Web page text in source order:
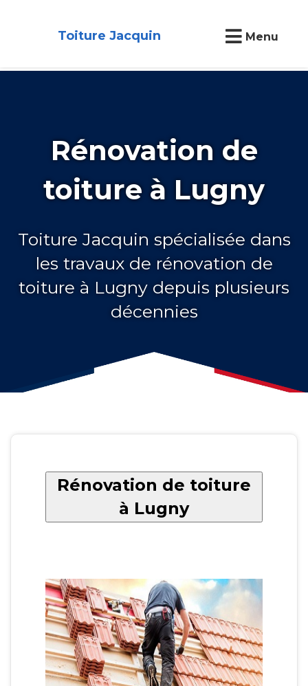
Toiture Jacquin Menu
Rénovation de
toiture à Lugny
Toiture Jacquin spécialisée dans
les travaux de rénovation de
toiture à Lugny depuis plusieurs
décennies
Rénovation de toiture
à Lugny